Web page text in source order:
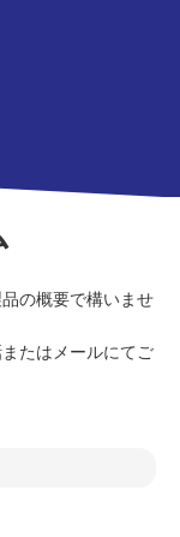
の概要で構いませ
たはメールにてご